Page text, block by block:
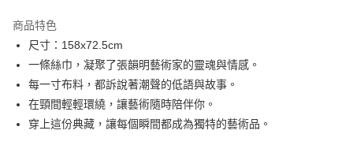
Apple Pay
悠遊付
Google Pay
ATM付款
商品特色
尺寸：158x72.5cm
一條絲巾，凝聚了張韻明藝術家的靈魂與情感。
每一寸布料，都訴說著潮聲的低語與故事。
在頸間輕輕環繞，讓藝術隨時陪伴你。
穿上這份典藏，讓每個瞬間都成為獨特的藝術品。